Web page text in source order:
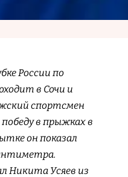
России по
в Сочи и
спортсмен
в прыжках в
он показал
Никита Усяев из